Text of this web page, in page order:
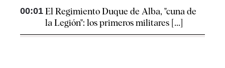
00:01 El Regimiento Duque de Alba, "cuna de
la Legión": los primeros militares [...]